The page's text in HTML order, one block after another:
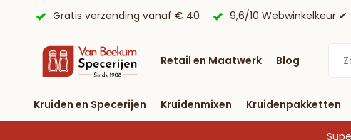
9,6/10 Webwinkelkeur ✔ Voor 23:59 uur besteld,
Retail en Maatwerk Blog
Kruiden en Specerijen Kruidenmixen Kruidenpakketten